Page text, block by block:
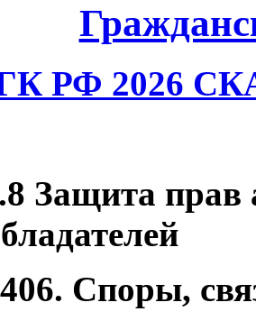
РФ 2026
Защита прав
Споры,